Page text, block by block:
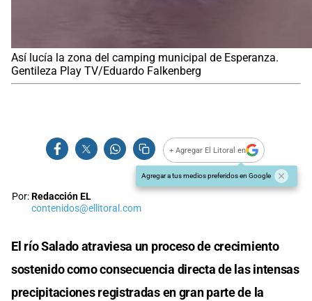
Así lucía la zona del camping municipal de Esperanza.
Gentileza Play TV/Eduardo Falkenberg
+ Agregar El Litoral en
Agregar a tus medios preferidos en Google
Por:Redacción EL
contenidos@ellitoral.com
El río Salado atraviesa un proceso de crecimiento
sostenido como consecuencia directa de las intensas
precipitaciones registradas en gran parte de la